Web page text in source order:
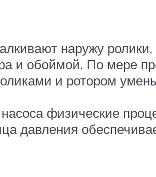
наружу ролики,
и обоймой. По мере
и ротором
физические
давления